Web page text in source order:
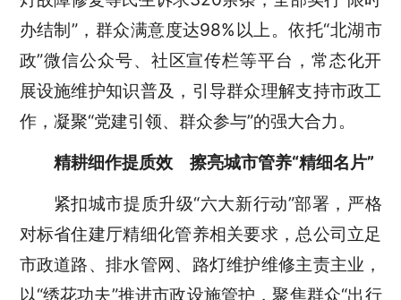
办结制”，群众满意度达98%以上。依托“北湖市
政”微信公众号、社区宣传栏等平台，常态化开
展设施维护知识普及，引导群众理解支持市政工
作，凝聚“党建引领、群众参与”的强大合力。
精耕细作提质效 擦亮城市管养“精细名片”
紧扣城市提质升级“六大新行动”部署，严格
对标省住建厅精细化管养相关要求，总公司立足
市政道路、排水管网、路灯维护维修主责主业，
以“绣花功夫”推进市政设施管护，聚焦群众“出行